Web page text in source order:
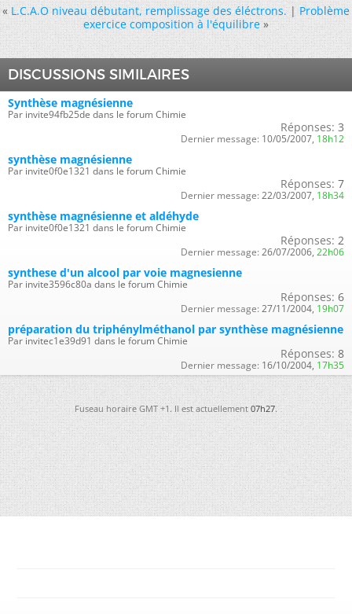
« L.C.A.O niveau débutant, remplissage des éléctrons.|Problème
exercice composition à l'équilibre »
DISCUSSIONS SIMILAIRES
Synthèse magnésienne
Par invite94fb25de dans le forum Chimie
Réponses: 3
Dernier message: 10/05/2007, 18h12
synthèse magnésienne
Par invite0f0e1321 dans le forum Chimie
Réponses: 7
Dernier message: 22/03/2007, 18h34
synthèse magnésienne et aldéhyde
Par invite0f0e1321 dans le forum Chimie
Réponses: 2
Dernier message: 26/07/2006, 22h06
synthese d'un alcool par voie magnesienne
Par invite3596c80a dans le forum Chimie
Réponses: 6
Dernier message: 27/11/2004, 19h07
préparation du triphénylméthanol par synthèse magnésienne
Par invitec1e39d91 dans le forum Chimie
Réponses: 8
Dernier message: 16/10/2004, 17h35
Fuseau horaire GMT +1. Il est actuellement07h27.